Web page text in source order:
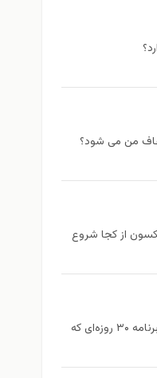
من می شود؟
از كجا شروع
تمرین در خانه بدون تجهیزات: برنامه ۳۰ روزه‌ای که